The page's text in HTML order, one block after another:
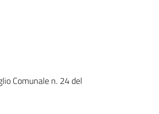
Comunale n. 24 del